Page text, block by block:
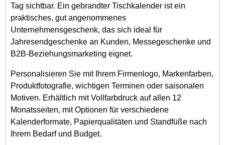
Tag sichtbar. Ein gebrandter Tischkalender ist ein
praktisches, gut angenommenes
Unternehmensgeschenk, das sich ideal für
Jahresendgeschenke an Kunden, Messegeschenke und
B2B-Beziehungsmarketing eignet.
Personalisieren Sie mit Ihrem Firmenlogo, Markenfarben,
Produktfotografie, wichtigen Terminen oder saisonalen
Motiven. Erhältlich mit Vollfarbdruck auf allen 12
Monatsseiten, mit Optionen für verschiedene
Kalenderformate, Papierqualitäten und Standfüße nach
Ihrem Bedarf und Budget.